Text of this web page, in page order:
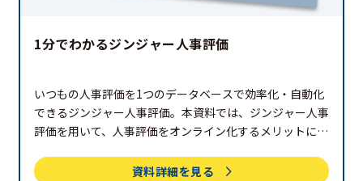
1分でわかるジンジャー人事評価
いつもの人事評価を1つのデータベースで効率化・自動化
できるジンジャー人事評価。本資料では、ジンジャー人事
評価を用いて、人事評価をオンライン化するメリットにつ
資料詳細を見る